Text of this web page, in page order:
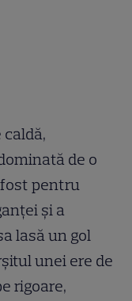
caldă,
de o
fost pentru
și a
lasă un gol
unei ere de
rigoare,